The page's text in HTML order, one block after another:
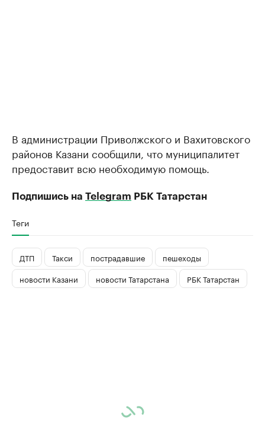
В администрации Приволжского и Вахитовского
районов Казани сообщили, что муниципалитет
предоставит всю необходимую помощь.
Подпишись на Telegram РБК Татарстан
Теги
ДТП Такси пострадавшие
пешеходы
новости Казани
новости Татарстана РБК Татарстан